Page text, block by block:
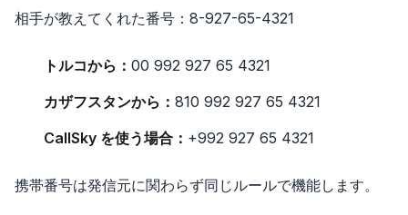
相手が教えてくれた番号：8-927-65-4321
トルコから： 00 992 927 65 4321
カザフスタンから： 810 992 927 65 4321
CallSky を使う場合： +992 927 65 4321
携帯番号は発信元に関わらず同じルールで機能します。